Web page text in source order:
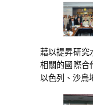
藉以提昇研究
相關的國際合
以色列、沙烏